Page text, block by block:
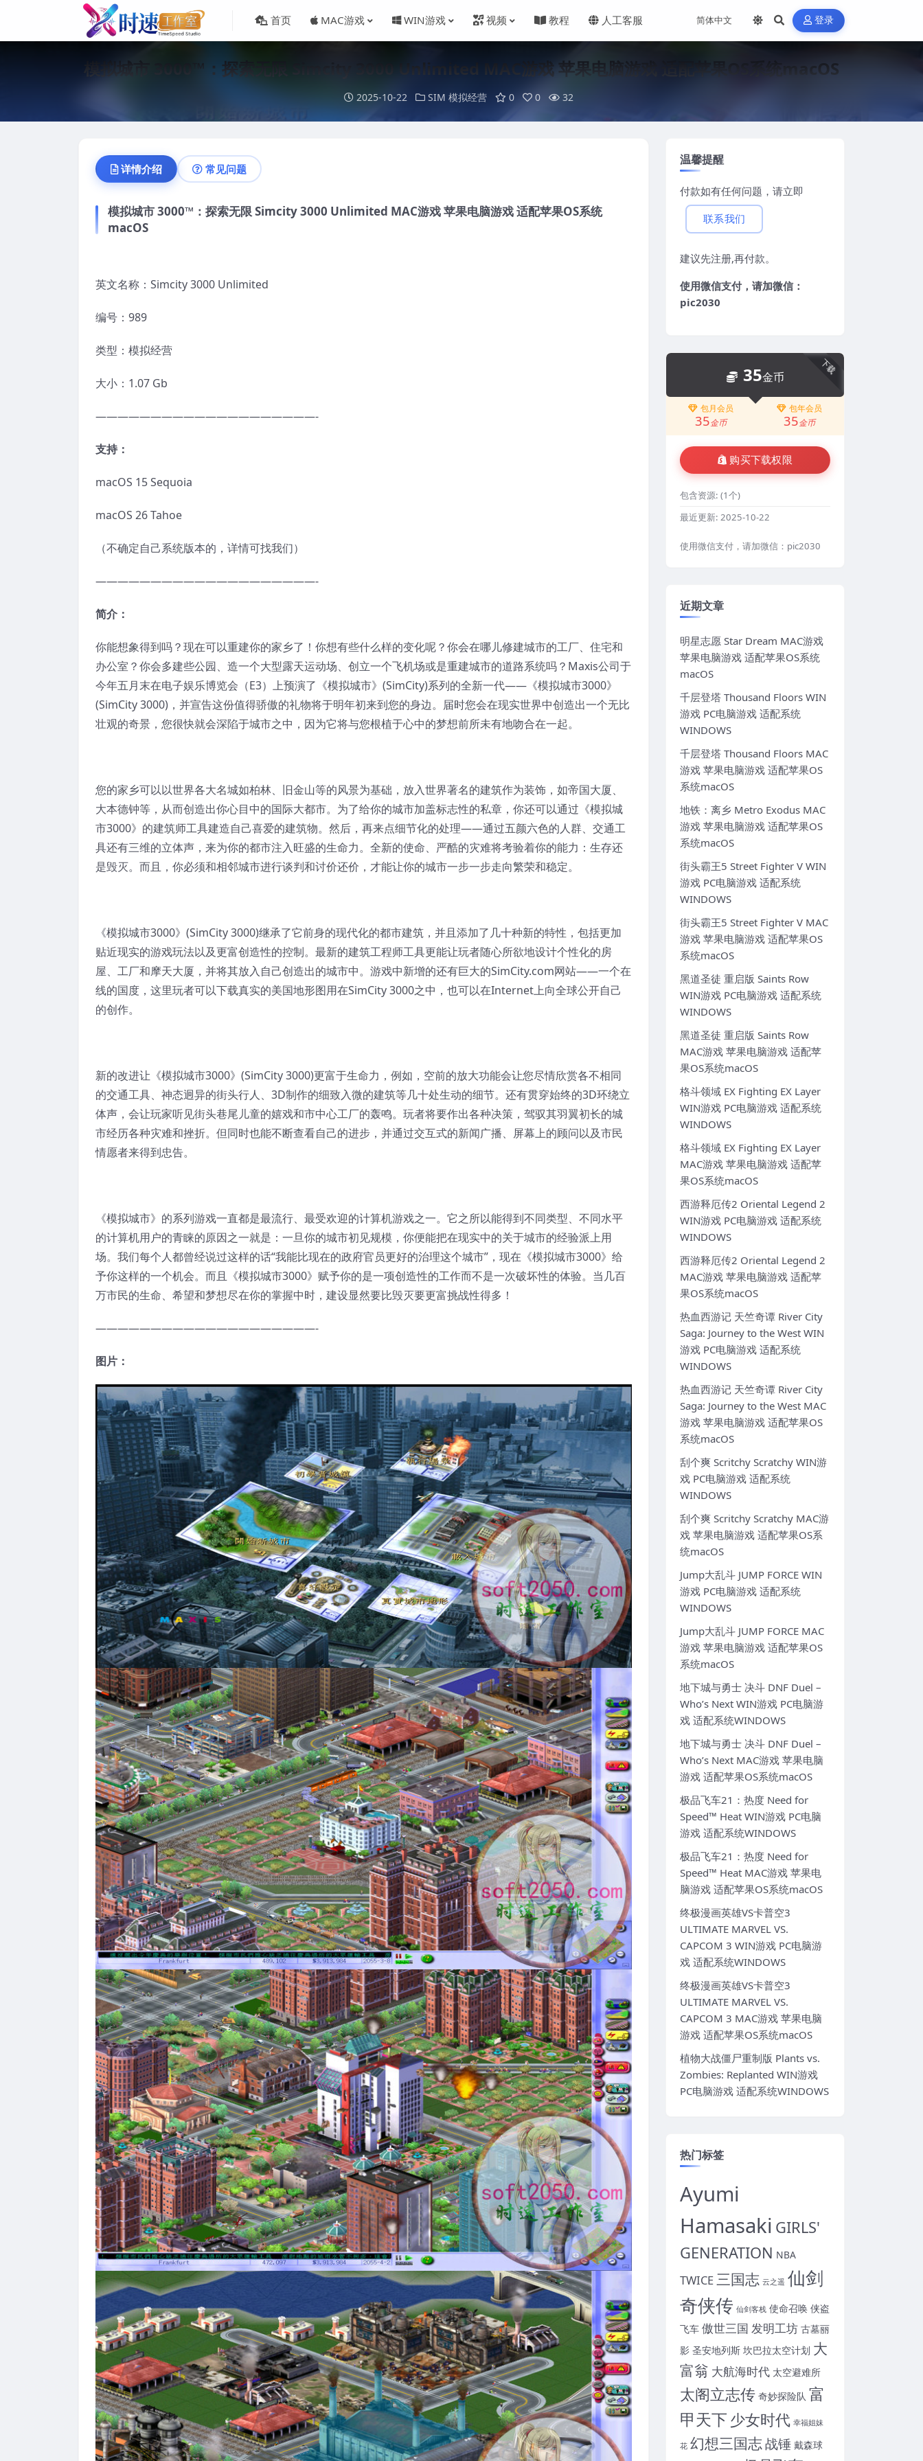
首页 MAC游戏 WIN游戏 视频 教程 人工客服 登录
模拟城市 3000™：探索无限 Simcity 3000 Unlimited MAC游戏 苹果电脑游戏 适配苹果OS系统macOS
2025-10-22 SIM 模拟经营 0 0 32
详情介绍 常见问题
模拟城市 3000™：探索无限 Simcity 3000 Unlimited MAC游戏 苹果电脑游戏 适配苹果OS系统
macOS
英文名称：Simcity 3000 Unlimited
编号：989
类型：模拟经营
大小：1.07 Gb
————————————————————-
支持：
macOS 15 Sequoia
macOS 26 Tahoe
（不确定自己系统版本的，详情可找我们）
————————————————————-
简介：
你能想象得到吗？现在可以重建你的家乡了！你想有些什么样的变化呢？你会在哪儿修建城市的工厂、住宅和
办公室？你会多建些公园、造一个大型露天运动场、创立一个飞机场或是重建城市的道路系统吗？Maxis公司于
今年五月末在电子娱乐博览会（E3）上预演了《模拟城市》(SimCity)系列的全新一代——《模拟城市3000》
(SimCity 3000)，并宣告这份值得骄傲的礼物将于明年初来到您的身边。届时您会在现实世界中创造出一个无比
壮观的奇景，您很快就会深陷于城市之中，因为它将与您根植于心中的梦想前所未有地吻合在一起。
您的家乡可以以世界各大名城如柏林、旧金山等的风景为基础，放入世界著名的建筑作为装饰，如帝国大厦、
大本德钟等，从而创造出你心目中的国际大都市。为了给你的城市加盖标志性的私章，你还可以通过《模拟城
市3000》的建筑师工具建造自己喜爱的建筑物。然后，再来点细节化的处理——通过五颜六色的人群、交通工
具还有三维的立体声，来为你的都市注入旺盛的生命力。全新的使命、严酷的灾难将考验着你的能力：生存还
是毁灭。而且，你必须和相邻城市进行谈判和讨价还价，才能让你的城市一步一步走向繁荣和稳定。
《模拟城市3000》(SimCity 3000)继承了它前身的现代化的都市建筑，并且添加了几十种新的特性，包括更加
贴近现实的游戏玩法以及更富创造性的控制。最新的建筑工程师工具更能让玩者随心所欲地设计个性化的房
屋、工厂和摩天大厦，并将其放入自己创造出的城市中。游戏中新增的还有巨大的SimCity.com网站——一个在
线的国度，这里玩者可以下载真实的美国地形图用在SimCity 3000之中，也可以在Internet上向全球公开自己
的创作。
新的改进让《模拟城市3000》(SimCity 3000)更富于生命力，例如，空前的放大功能会让您尽情欣赏各不相同
的交通工具、神态迥异的街头行人、3D制作的细致入微的建筑等几十处生动的细节。还有贯穿始终的3D环绕立
体声，会让玩家听见街头巷尾儿童的嬉戏和市中心工厂的轰鸣。玩者将要作出各种决策，驾驭其羽翼初长的城
市经历各种灾难和挫折。但同时也能不断查看自己的进步，并通过交互式的新闻广播、屏幕上的顾问以及市民
情愿者来得到忠告。
《模拟城市》的系列游戏一直都是最流行、最受欢迎的计算机游戏之一。它之所以能得到不同类型、不同水平
的计算机用户的青睐的原因之一就是：一旦你的城市初见规模，你便能把在现实中的关于城市的经验派上用
场。我们每个人都曾经说过这样的话“我能比现在的政府官员更好的治理这个城市”，现在《模拟城市3000》给
予你这样的一个机会。而且《模拟城市3000》赋予你的是一项创造性的工作而不是一次破坏性的体验。当几百
万市民的生命、希望和梦想尽在你的掌握中时，建设显然要比毁灭要更富挑战性得多！
————————————————————-
图片：
温馨提醒
付款如有任何问题，请立即
联系我们
建议先注册,再付款。
使用微信支付，请加微信：
pic2030
下载
35金币
包月会员
35金币
包年会员
35金币
购买下载权限
包含资源: (1个)
最近更新: 2025-10-22
使用微信支付，请加微信：pic2030
近期文章
明星志愿 Star Dream MAC游戏
苹果电脑游戏 适配苹果OS系统
macOS
千层登塔 Thousand Floors WIN
游戏 PC电脑游戏 适配系统
WINDOWS
千层登塔 Thousand Floors MAC
游戏 苹果电脑游戏 适配苹果OS
系统macOS
地铁：离乡 Metro Exodus MAC
游戏 苹果电脑游戏 适配苹果OS
系统macOS
街头霸王5 Street Fighter V WIN
游戏 PC电脑游戏 适配系统
WINDOWS
街头霸王5 Street Fighter V MAC
游戏 苹果电脑游戏 适配苹果OS
系统macOS
黑道圣徒 重启版 Saints Row
WIN游戏 PC电脑游戏 适配系统
WINDOWS
黑道圣徒 重启版 Saints Row
MAC游戏 苹果电脑游戏 适配苹
果OS系统macOS
格斗领域 EX Fighting EX Layer
WIN游戏 PC电脑游戏 适配系统
WINDOWS
格斗领域 EX Fighting EX Layer
MAC游戏 苹果电脑游戏 适配苹
果OS系统macOS
西游释厄传2 Oriental Legend 2
WIN游戏 PC电脑游戏 适配系统
WINDOWS
西游释厄传2 Oriental Legend 2
MAC游戏 苹果电脑游戏 适配苹
果OS系统macOS
热血西游记 天竺奇谭 River City
Saga: Journey to the West WIN
游戏 PC电脑游戏 适配系统
WINDOWS
热血西游记 天竺奇谭 River City
Saga: Journey to the West MAC
游戏 苹果电脑游戏 适配苹果OS
系统macOS
刮个爽 Scritchy Scratchy WIN游
戏 PC电脑游戏 适配系统
WINDOWS
刮个爽 Scritchy Scratchy MAC游
戏 苹果电脑游戏 适配苹果OS系
统macOS
Jump大乱斗 JUMP FORCE WIN
游戏 PC电脑游戏 适配系统
WINDOWS
Jump大乱斗 JUMP FORCE MAC
游戏 苹果电脑游戏 适配苹果OS
系统macOS
地下城与勇士 决斗 DNF Duel –
Who’s Next WIN游戏 PC电脑游
戏 适配系统WINDOWS
地下城与勇士 决斗 DNF Duel –
Who’s Next MAC游戏 苹果电脑
游戏 适配苹果OS系统macOS
极品飞车21：热度 Need for
Speed™ Heat WIN游戏 PC电脑
游戏 适配系统WINDOWS
极品飞车21：热度 Need for
Speed™ Heat MAC游戏 苹果电
脑游戏 适配苹果OS系统macOS
终极漫画英雄VS卡普空3
ULTIMATE MARVEL VS.
CAPCOM 3 WIN游戏 PC电脑游
戏 适配系统WINDOWS
终极漫画英雄VS卡普空3
ULTIMATE MARVEL VS.
CAPCOM 3 MAC游戏 苹果电脑
游戏 适配苹果OS系统macOS
植物大战僵尸重制版 Plants vs.
Zombies: Replanted WIN游戏
PC电脑游戏 适配系统WINDOWS
热门标签
Ayumi
Hamasaki GIRLS'
GENERATION NBA
TWICE三国志 云之遥 仙剑
奇侠传 仙剑客栈 使命召唤 侠盗
飞车 傲世三国 发明工坊 古墓丽
影 圣安地列斯 坎巴拉太空计划 大
富翁 大航海时代 太空避难所
太阁立志传 奇妙探险队 富
甲天下 少女时代 幸福姐妹
花 幻想三国志战锤 戴森球